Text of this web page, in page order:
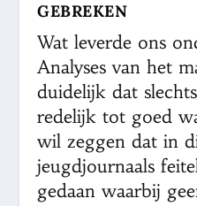
GEBREKEN
Wat leverde ons
Analyses van het
duidelijk dat
redelijk tot goed
wil zeggen dat in
jeugdjournaals
gedaan waarbij